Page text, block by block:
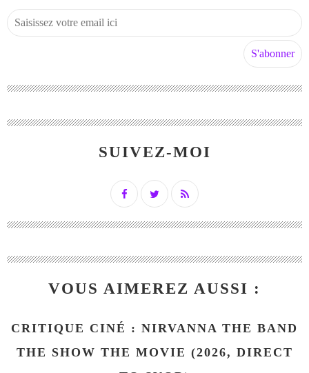
SUIVEZ-MOI
VOUS AIMEREZ AUSSI :
CRITIQUE CINÉ : NIRVANNA THE BAND
THE SHOW THE MOVIE (2026, DIRECT